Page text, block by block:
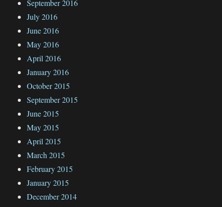
September 2016
July 2016
June 2016
May 2016
April 2016
January 2016
October 2015
September 2015
June 2015
May 2015
April 2015
March 2015
February 2015
January 2015
December 2014